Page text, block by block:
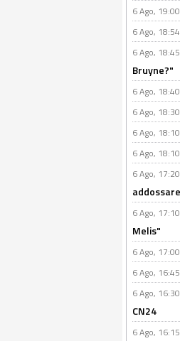
6 Ago,
6 Ago,
6 Ago,
Bruyne?"
6 Ago,
6 Ago,
6 Ago,
6 Ago,
6 Ago,
6 Ago,
Melis"
6 Ago,
6 Ago,
6 Ago,
CN24
6 Ago,